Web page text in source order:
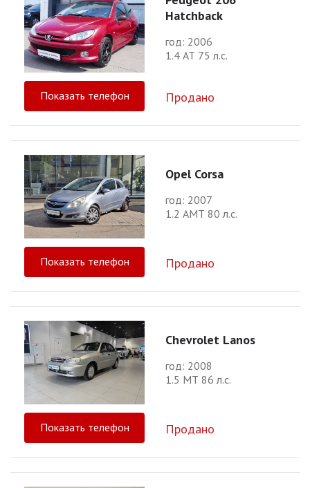
Hatchback
год: 2006
1.4 АТ 75 л.с.
Показать телефон Продано
Opel Corsa
год: 2007
1.2 АМТ 80 л.с.
Показать телефон Продано
Chevrolet Lanos
год: 2008
1.5 МТ 86 л.с.
Показать телефон Продано